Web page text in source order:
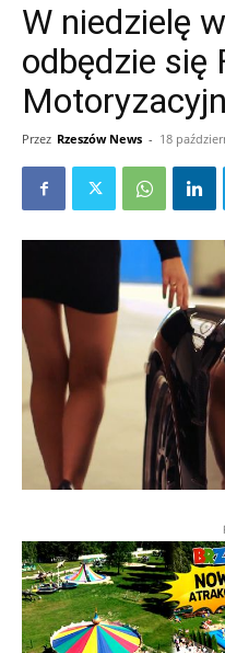
W niedzielę
odbędzie się
Przez Rzeszów News - 18